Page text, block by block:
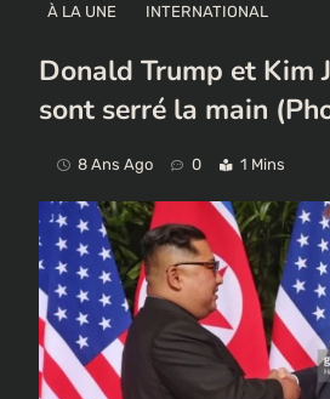
À LA UNE INTERNATIONAL
Donald Trump et Kim
sont serré la main
8 Ans Ago 0 1 Mins